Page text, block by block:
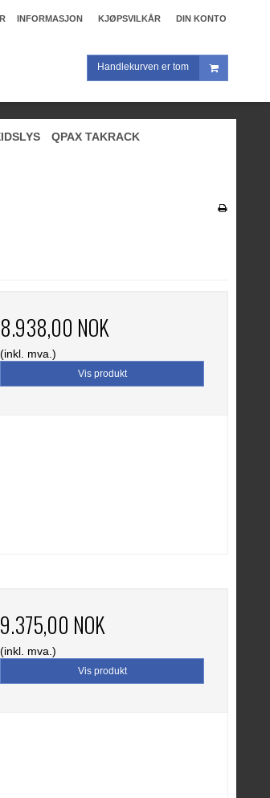
INFORMASJON KJØPSVILKÅR DIN KONTO
Handlekurven er tom
QPAX TAKRACK
8.938,00 NOK
(inkl. mva.)
Vis produkt
9.375,00 NOK
(inkl. mva.)
Vis produkt